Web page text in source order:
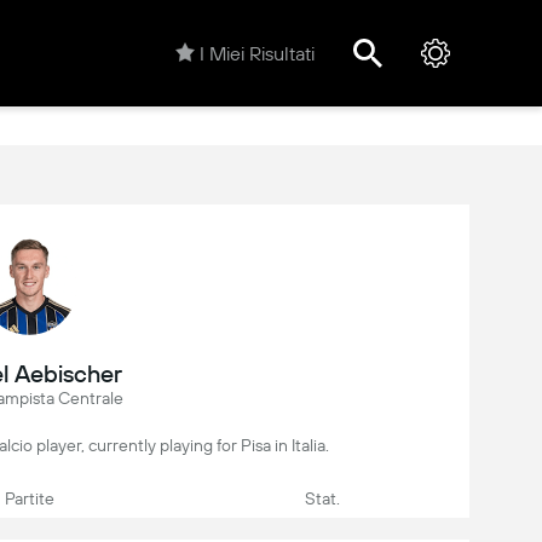
I Miei Risultati
Aebischer
Centrale
player, currently playing for Pisa in Italia.
Partite Stat.